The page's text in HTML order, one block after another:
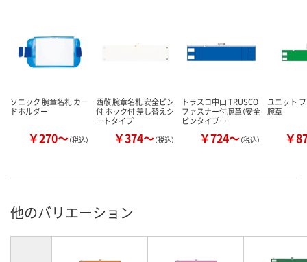
ソニック 腕章名札 カー
ドホルダー
￥270～（税込）
西敬 腕章名札 安全ピン
付 ホック付 差し替えシ
ートタイプ
￥374～（税込）
トラスコ中山 TRUSCO
ファスナー付腕章（安全
ピンタイプ…
￥724～（税込）
ユニット
腕章
￥
他のバリエーション